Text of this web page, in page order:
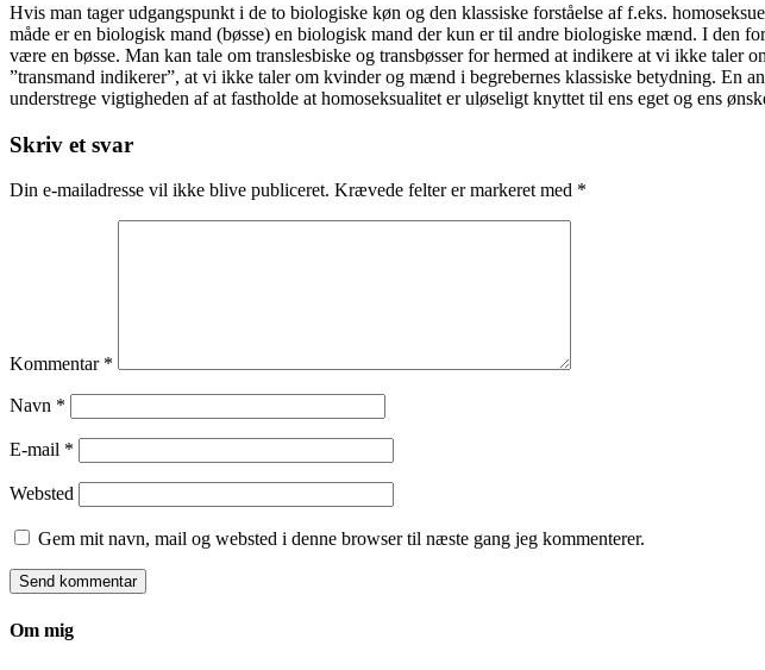
Hvis man tager udgangspunkt i de to biologiske køn og den klassiske forståelse af f.eks.
måde er en biologisk mand (bøsse) en biologisk mand der kun er til andre biologiske mænd. I den
være en bøsse. Man kan tale om translesbiske og transbøsser for hermed at indikere at vi ikke taler
”transmand indikerer”, at vi ikke taler om kvinder og mænd i begrebernes klassiske betydning. En
understrege vigtigheden af at fastholde at homoseksualitet er uløseligt knyttet til ens eget og ens
Skriv et svar
Din e-mailadresse vil ikke blive publiceret. Krævede felter er markeret med *
Kommentar *
Navn *
E-mail *
Websted
Gem mit navn, mail og websted i denne browser til næste gang jeg kommenterer.
Om mig